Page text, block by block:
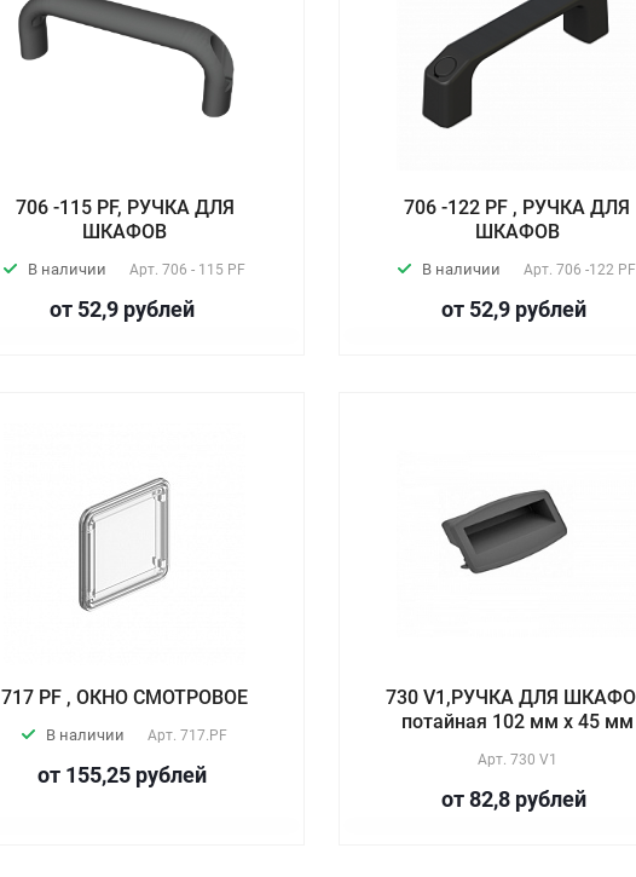
706 -115 PF, РУЧКА ДЛЯ
ШКАФОВ
В наличии Арт.706 - 115 PF
от 52,9 рублей
706 -122 PF , РУЧКА ДЛЯ
ШКАФОВ
В наличии Арт.706 -122 PF
от 52,9 рублей
717 PF , ОКНО СМОТРОВОЕ
В наличии Арт.717.PF
от 155,25 рублей
730 V1,РУЧКА ДЛЯ
потайная 102 мм х 45 мм
Арт. 730 V1
от 82,8 рублей